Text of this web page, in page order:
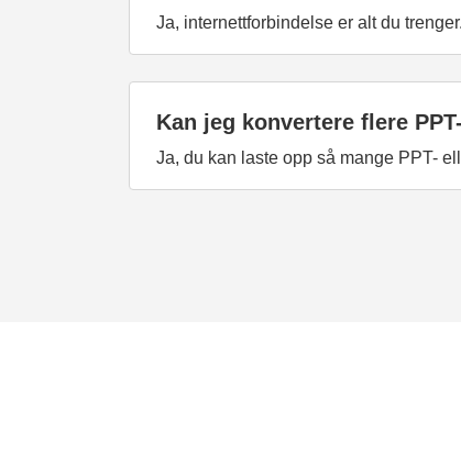
Ja, internettforbindelse er alt du
Kan jeg konvertere flere
Ja, du kan laste opp så mange PPT-